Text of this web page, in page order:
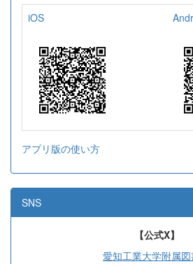
iOS
アプリ版の使い方
SNS
【公式X】
愛知工業大学附属